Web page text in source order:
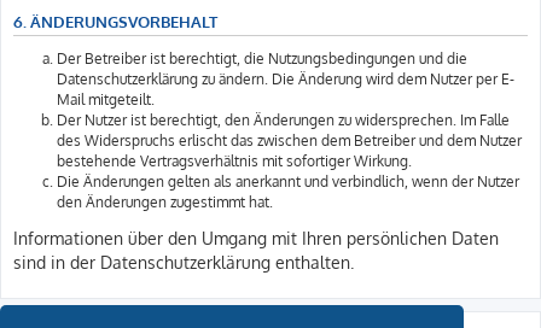
6. ÄNDERUNGSVORBEHALT
Der Betreiber ist berechtigt, die Nutzungsbedingungen und die
Datenschutzerklärung zu ändern. Die Änderung wird dem Nutzer per E-
Mail mitgeteilt.
Der Nutzer ist berechtigt, den Änderungen zu widersprechen. Im Falle
des Widerspruchs erlischt das zwischen dem Betreiber und dem Nutzer
bestehende Vertragsverhältnis mit sofortiger Wirkung.
Die Änderungen gelten als anerkannt und verbindlich, wenn der Nutzer
den Änderungen zugestimmt hat.
Informationen über den Umgang mit Ihren persönlichen Daten
sind in der Datenschutzerklärung enthalten.